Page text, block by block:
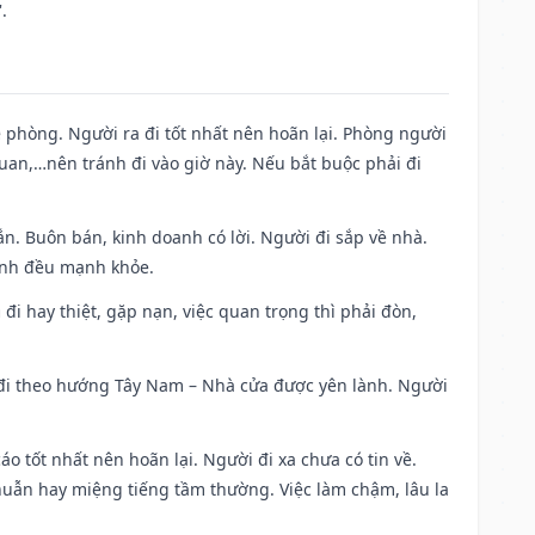
Người ra đi tốt nhất nên hoãn lại. Phòng người
tránh đi vào giờ này. Nếu bắt buộc phải đi
Buôn bán, kinh doanh có lời. Người đi sắp về nhà.
đều mạnh khỏe.
hay thiệt, gặp nạn, việc quan trọng thì phải đòn,
hướng Tây Nam – Nhà cửa được yên lành. Người
tốt nhất nên hoãn lại. Người đi xa chưa có tin về.
hay miệng tiếng tầm thường. Việc làm chậm, lâu la